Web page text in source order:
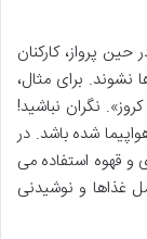
پرواز، کارکنان
نشوند. برای مثال،
نگران نباشید!
شده باشد. در
قهوه استفاده می
غذاها و نوشیدنی